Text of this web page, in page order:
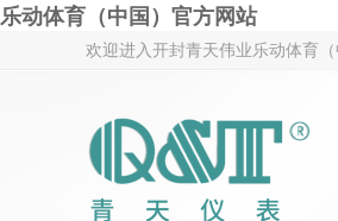
乐动体育（中国）官方网站
欢迎进入开封青天伟业乐动体育（